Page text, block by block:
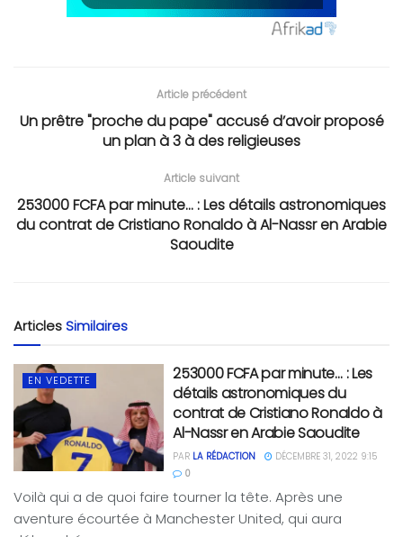
Article précédent
Un prêtre "proche du pape" accusé d’avoir proposé
un plan à 3 à des religieuses
Article suivant
253000 FCFA par minute... : Les détails astronomiques
du contrat de Cristiano Ronaldo à Al-Nassr en Arabie
Saoudite
ArticlesSimilaires
EN VEDETTE
253000 FCFA par minute… : Les
détails astronomiques du
contrat de Cristiano Ronaldo à
Al-Nassr en Arabie Saoudite
PAR LA RÉDACTION
DÉCEMBRE 31, 2022 9:15
0
Voilà qui a de quoi faire tourner la tête. Après une
aventure écourtée à Manchester United, qui aura